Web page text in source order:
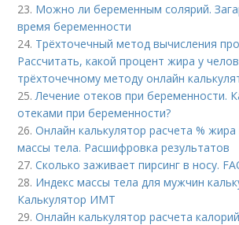
23. Можно ли беременным солярий.
время беременности
24. Трёхточечный метод вычисления
Рассчитать, какой процент жира у
трёхточечному методу онлайн
25.Лечение отеков при беременности.
отеками при беременности?
26.Онлайн калькулятор расчета %
массы тела. Расшифровка результатов
27.Сколько заживает пирсинг в носу.
28. Индекс массы тела для мужчин
Калькулятор ИМТ
29.Онлайн калькулятор расчета